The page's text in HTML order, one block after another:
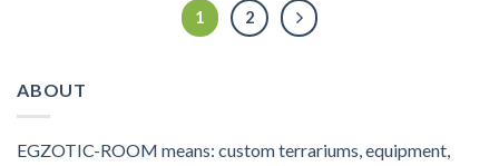
1 2
ABOUT
EGZOTIC-ROOM means: custom terrariums, equipment,